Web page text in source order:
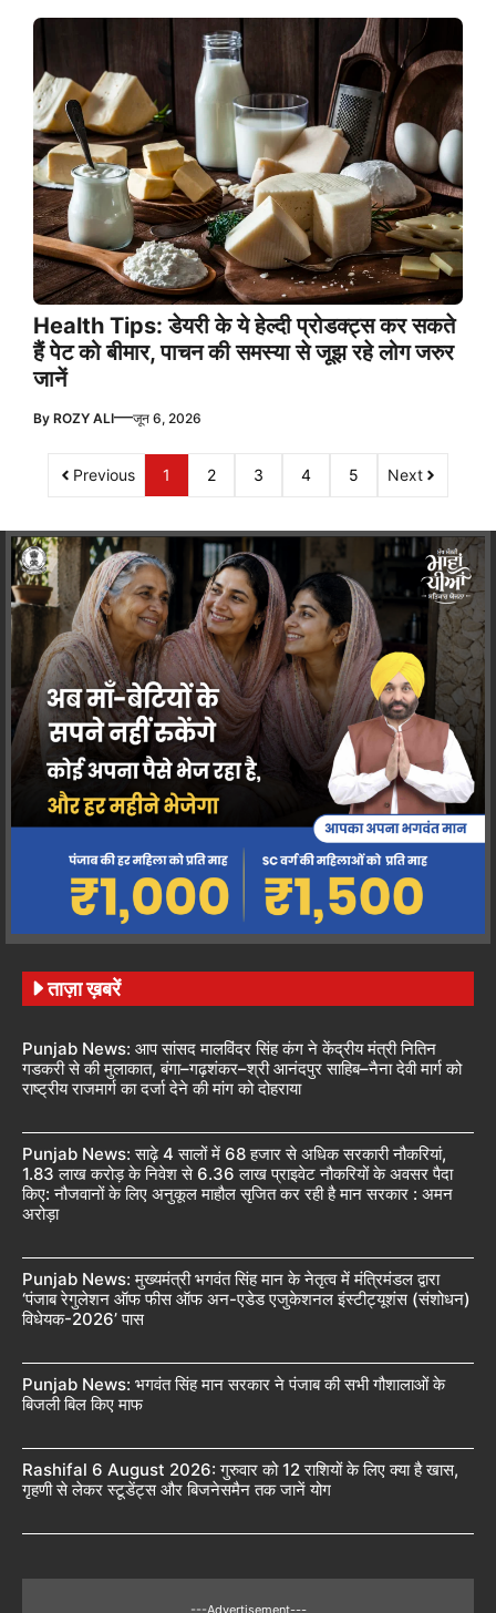
Health Tips: डेयरी के ये हेल्दी प्रोडक्ट्स कर सकते
हैं पेट को बीमार, पाचन की समस्या से जूझ रहे लोग जरुर
जानें
By ROZY ALI—जून 6, 2026
Previous 1 2 3 4 5 Next
ताज़ा ख़बरें
Punjab News: आप सांसद मालविंदर सिंह कंग ने केंद्रीय मंत्री नितिन
गडकरी से की मुलाकात, बंगा–गढ़शंकर–श्री आनंदपुर साहिब–नैना देवी मार्ग को
राष्ट्रीय राजमार्ग का दर्जा देने की मांग को दोहराया
Punjab News: साढ़े 4 सालों में 68 हजार से अधिक सरकारी नौकरियां,
1.83 लाख करोड़ के निवेश से 6.36 लाख प्राइवेट नौकरियों के अवसर पैदा
किए: नौजवानों के लिए अनुकूल माहौल सृजित कर रही है मान सरकार : अमन
अरोड़ा
Punjab News: मुख्यमंत्री भगवंत सिंह मान के नेतृत्व में मंत्रिमंडल द्वारा
‘पंजाब रेगुलेशन ऑफ फीस ऑफ अन-एडेड एजुकेशनल इंस्टीट्यूशंस (संशोधन)
विधेयक-2026’ पास
Punjab News: भगवंत सिंह मान सरकार ने पंजाब की सभी गौशालाओं के
बिजली बिल किए माफ
Rashifal 6 August 2026: गुरुवार को 12 राशियों के लिए क्या है खास,
गृहणी से लेकर स्टूडेंट्स और बिजनेसमैन तक जानें योग
---Advertisement---